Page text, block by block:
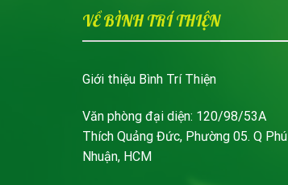
VỀ BÌNH TRÍ THIỆN
Giới thiệu Bình Trí Thiện
Văn phòng đại diện: 120/98/53A
Thích Quảng Đức, Phường 05. Q Phú
Nhuận, HCM